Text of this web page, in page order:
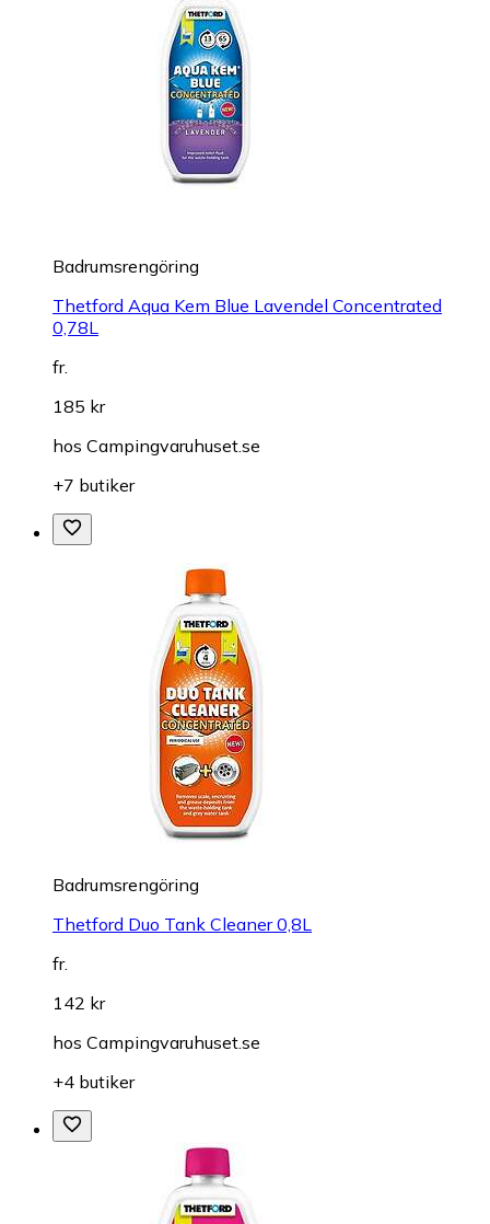
Badrumsrengöring
Thetford Aqua Kem Blue Lavendel Concentrated
0,78L
fr.
185 kr
hos Campingvaruhuset.se
+7 butiker
Badrumsrengöring
Thetford Duo Tank Cleaner 0,8L
fr.
142 kr
hos Campingvaruhuset.se
+4 butiker